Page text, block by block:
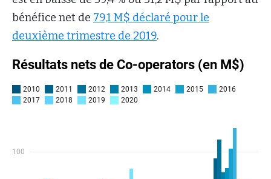
bénéfice net de 79,1 M$ déclaré pour le
deuxième trimestre de 2019.